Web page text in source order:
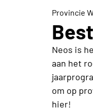
Provincie
Neos is
aan het
om op
hier!